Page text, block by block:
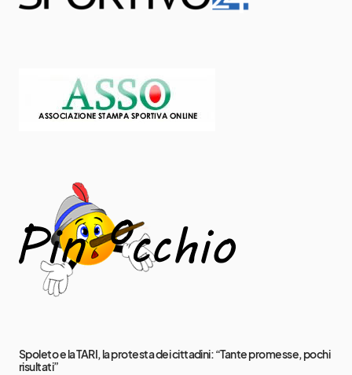
Spoleto e la TARI, la protesta dei cittadini: “Tante promesse, pochi
risultati”